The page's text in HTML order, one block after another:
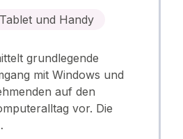
und Handy
grundlegende
mit Windows und
auf den
vor. Die